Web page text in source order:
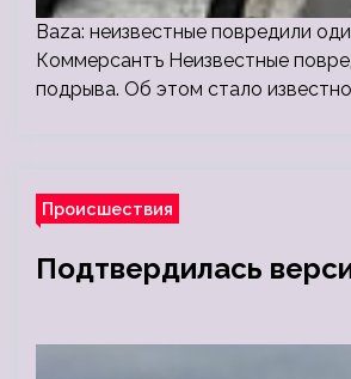
Baza: неизвестные повредили
Коммерсантъ Неизвестные
подрыва. Об этом стало
Происшествия
Подтвердилась